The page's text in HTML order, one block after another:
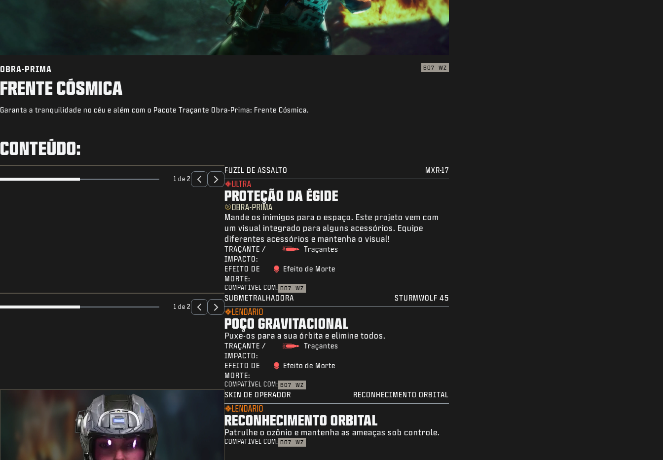
OBRA-PRIMA BO7 WZ
FRENTE CÓSMICA
Garanta a tranquilidade no céu e além com o Pacote Traçante Obra-Prima: Frente Cósmica.
CONTEÚDO:
1 de 2
FUZIL DE ASSALTO MXR-17
ULTRA
PROTEÇÃO DA ÉGIDE
OBRA-PRIMA
Mande os inimigos para o espaço. Este projeto vem com
um visual integrado para alguns acessórios. Equipe
diferentes acessórios e mantenha o visual!
TRAÇANTE /
IMPACTO:
Traçantes
EFEITO DE
MORTE:
Efeito de Morte
COMPATÍVEL COM: BO7 WZ
1 de 2
SUBMETRALHADORA STURMWOLF 45
LENDÁRIO
POÇO GRAVITACIONAL
Puxe-os para a sua órbita e elimine todos.
TRAÇANTE /
IMPACTO:
Traçantes
EFEITO DE
MORTE:
Efeito de Morte
COMPATÍVEL COM: BO7 WZ
SKIN DE OPERADOR RECONHECIMENTO ORBITAL
LENDÁRIO
RECONHECIMENTO ORBITAL
Patrulhe o ozônio e mantenha as ameaças sob controle.
COMPATÍVEL COM: BO7 WZ